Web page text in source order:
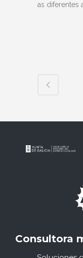
as diferentes
Consultora